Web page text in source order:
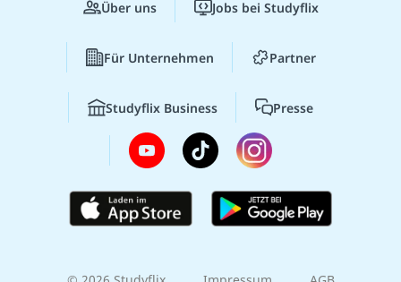
Über uns Jobs bei Studyflix
Für Unternehmen Partner
Studyflix Business Presse